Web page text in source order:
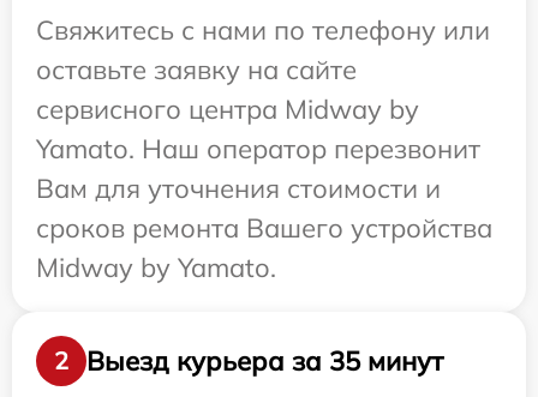
Свяжитесь с нами по телефону или
оставьте заявку на сайте
сервисного центра Midway by
Yamato. Наш оператор перезвонит
Вам для уточнения стоимости и
сроков ремонта Вашего устройства
Midway by Yamato.
2
Выезд курьера за 35 минут